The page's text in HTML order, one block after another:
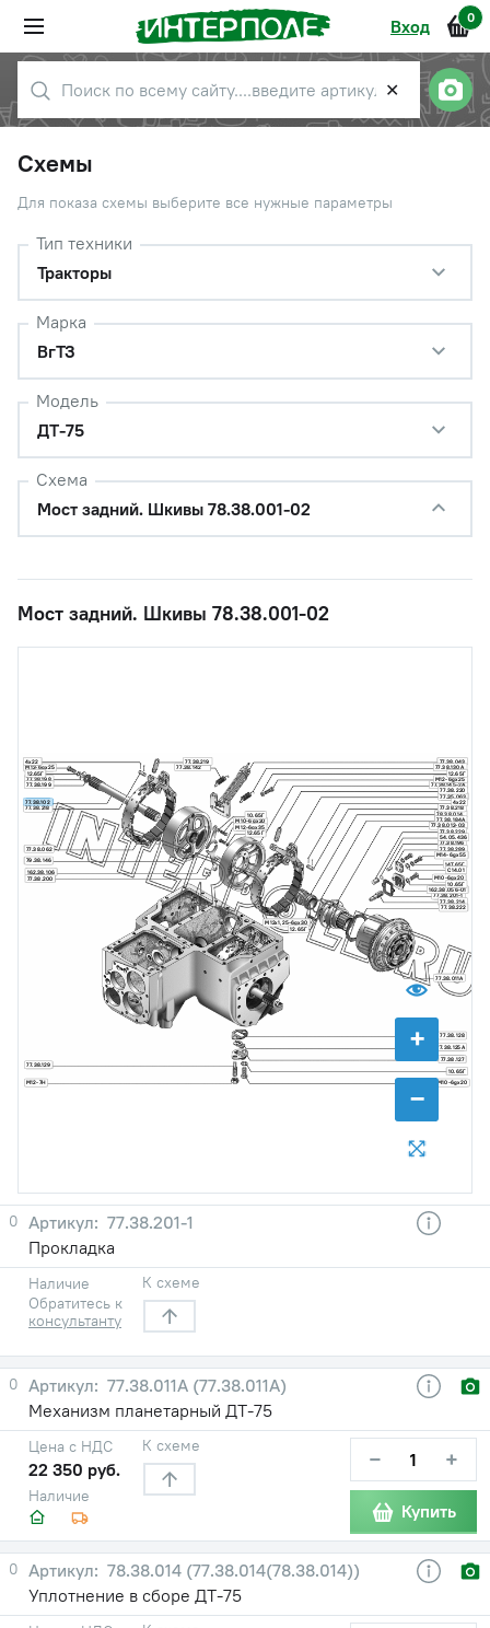
Вход 0
✕
Схемы
Для показа схемы выберите все нужные параметры
Тип техники
Тракторы
Марка
ВгТЗ
Модель
ДТ-75
Схема
Мост задний. Шкивы 78.38.001-02
Мост задний. Шкивы 78.38.001-02
+
−
77.38.201-1
77.38.011A
78.38.014
77.38.043
162.38.056-01
77.38.062
77.35.063
77.38.102
77.38.125А
77.38.127
77.38.128
77.38.129
162.38.106
77.38.142
77.38.145-2А
79.38.146
77.38.184А
77.38.196
77.38.198
77.38.199
77.38.200
77.38.012-03
77.38.214
77.38.218 77.38.218
77.38.219
77.38.220
77.38.130А
77.38.222
77.38.229
77.38.289
М10-6gх20
М10-6gх20
М10-6gх20
М12-6gх25
М12-6gх25
М12-6gх35
М12х1,25-6gх30
54.05.436
М12-7Н
10.65Г
10.65Г
10.65Г
12.65Г
12.65Г
12.65Г
12.65Г
14Т.65Г
С14.01
4х22
4х22
М14-6gх55
0
77.38.201-1
Прокладка
Наличие
Обратитесь к
консультанту
К схеме
0
77.38.011A (77.38.011А)
Механизм планетарный ДТ-75
Наличие
Цена с НДС
22 350 руб.
К схеме − +
Купить
0
78.38.014 (77.38.014(78.38.014))
Уплотнение в сборе ДТ-75